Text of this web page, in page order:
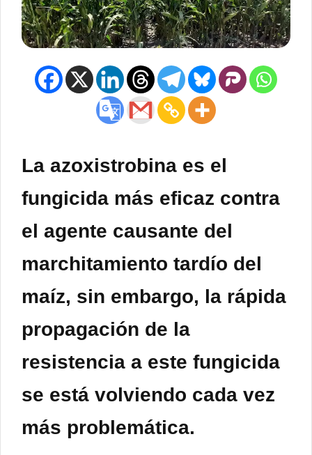
La azoxistrobina es el
fungicida más eficaz contra
el agente causante del
marchitamiento tardío del
maíz, sin embargo, la rápida
propagación de la
resistencia a este fungicida
se está volviendo cada vez
más problemática.